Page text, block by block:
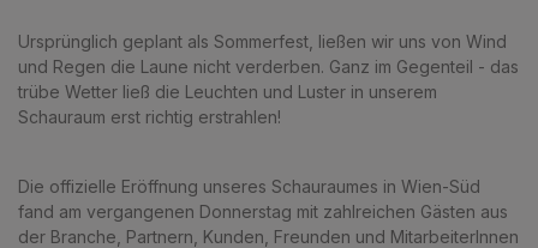
Ursprünglich geplant als Sommerfest, ließen wir uns von Wind
und Regen die Laune nicht verderben. Ganz im Gegenteil - das
trübe Wetter ließ die Leuchten und Luster in unserem
Schauraum erst richtig erstrahlen!
Die offizielle Eröffnung unseres Schauraumes in Wien-Süd
fand am vergangenen Donnerstag mit zahlreichen Gästen aus
der Branche, Partnern, Kunden, Freunden und MitarbeiterInnen